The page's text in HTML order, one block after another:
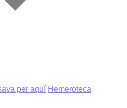
per aquí Hemeroteca